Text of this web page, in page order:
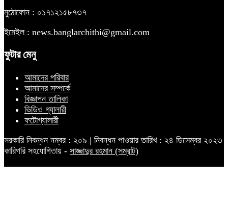
মুঠোফোন : ০১৭১২১৫৮৭৩৭
ইমেইল : news.banglarchithi@gmail.com
ফুটার মেনু
আমাদের পরিবার
আমাদের সম্পর্কে
বিজ্ঞাপন তালিকা
ভিডিও গ্যালারী
ফটোগ্যালারী
সরকারি নিবন্ধন নম্বর : ২০৯ | নিবন্ধন পাওয়ার তারিখ : ২৪ ডিসেম্বর ২০২৩
কারিগরি সহযোগিতায় - সাজ্জাদুর রহমান (সম্রাট)